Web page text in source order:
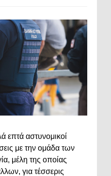
επτά αστυνομικοί
με την ομάδα των
μέλη της οποίας
για τέσσερις